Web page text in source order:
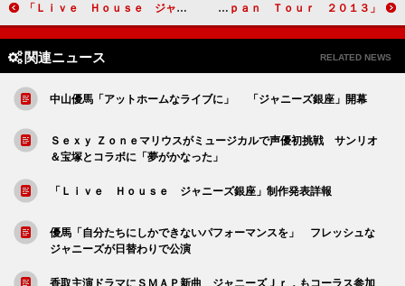
「Ｌｉｖｅ Ｈｏｕｓｅ ジャニーズ銀座」制作発表詳報 「Ｓｅｘｙ Ｚｏｎｅ Ｊａｐａｎ Ｔｏｕｒ ２０１３」公開記者会見詳報
関連ニュース RELATED NEWS
中山優馬「アットホームなライブに」 「ジャニーズ銀座」開幕
Ｓｅｘｙ Ｚｏｎｅマリウスがミュージカルで声優初挑戦 サンリオ
＆宝塚とコラボに「夢がかなった」
「Ｌｉｖｅ Ｈｏｕｓｅ ジャニーズ銀座」制作発表詳報
優馬「自分たちにしかできないパフォーマンスを」 フレッシュな
ジャニーズが日替わりで公演
香取主演ドラマにＳＭＡＰ新曲 ジャニーズＪｒ．もコーラス参加